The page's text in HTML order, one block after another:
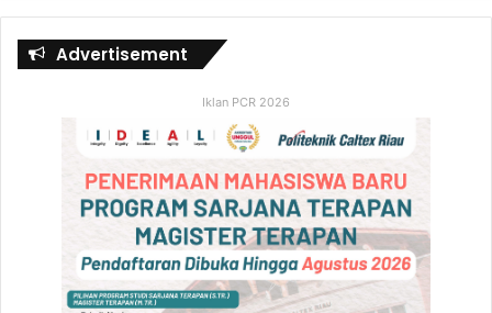
Advertisement
Iklan PCR 2026